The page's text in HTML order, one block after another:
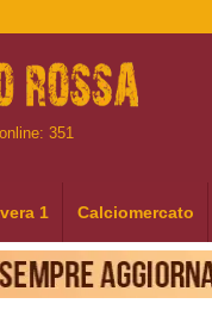
online: 351
1 Calciomercato